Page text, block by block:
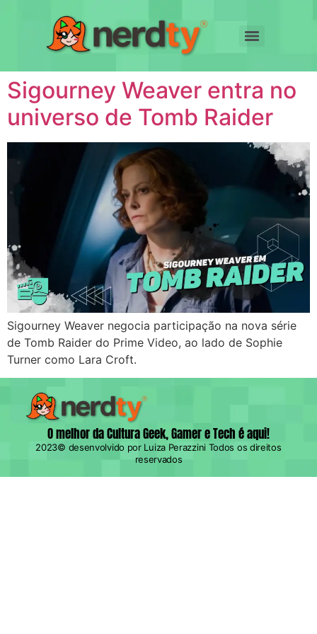
Sigourney Weaver entra no
universo de Tomb Raider
Sigourney Weaver negocia participação na nova série
de Tomb Raider do Prime Video, ao lado de Sophie
Turner como Lara Croft.
O melhor da Cultura Geek, Gamer e Tech é aqui!
2023© desenvolvido por Luiza Perazzini Todos os direitos
reservados